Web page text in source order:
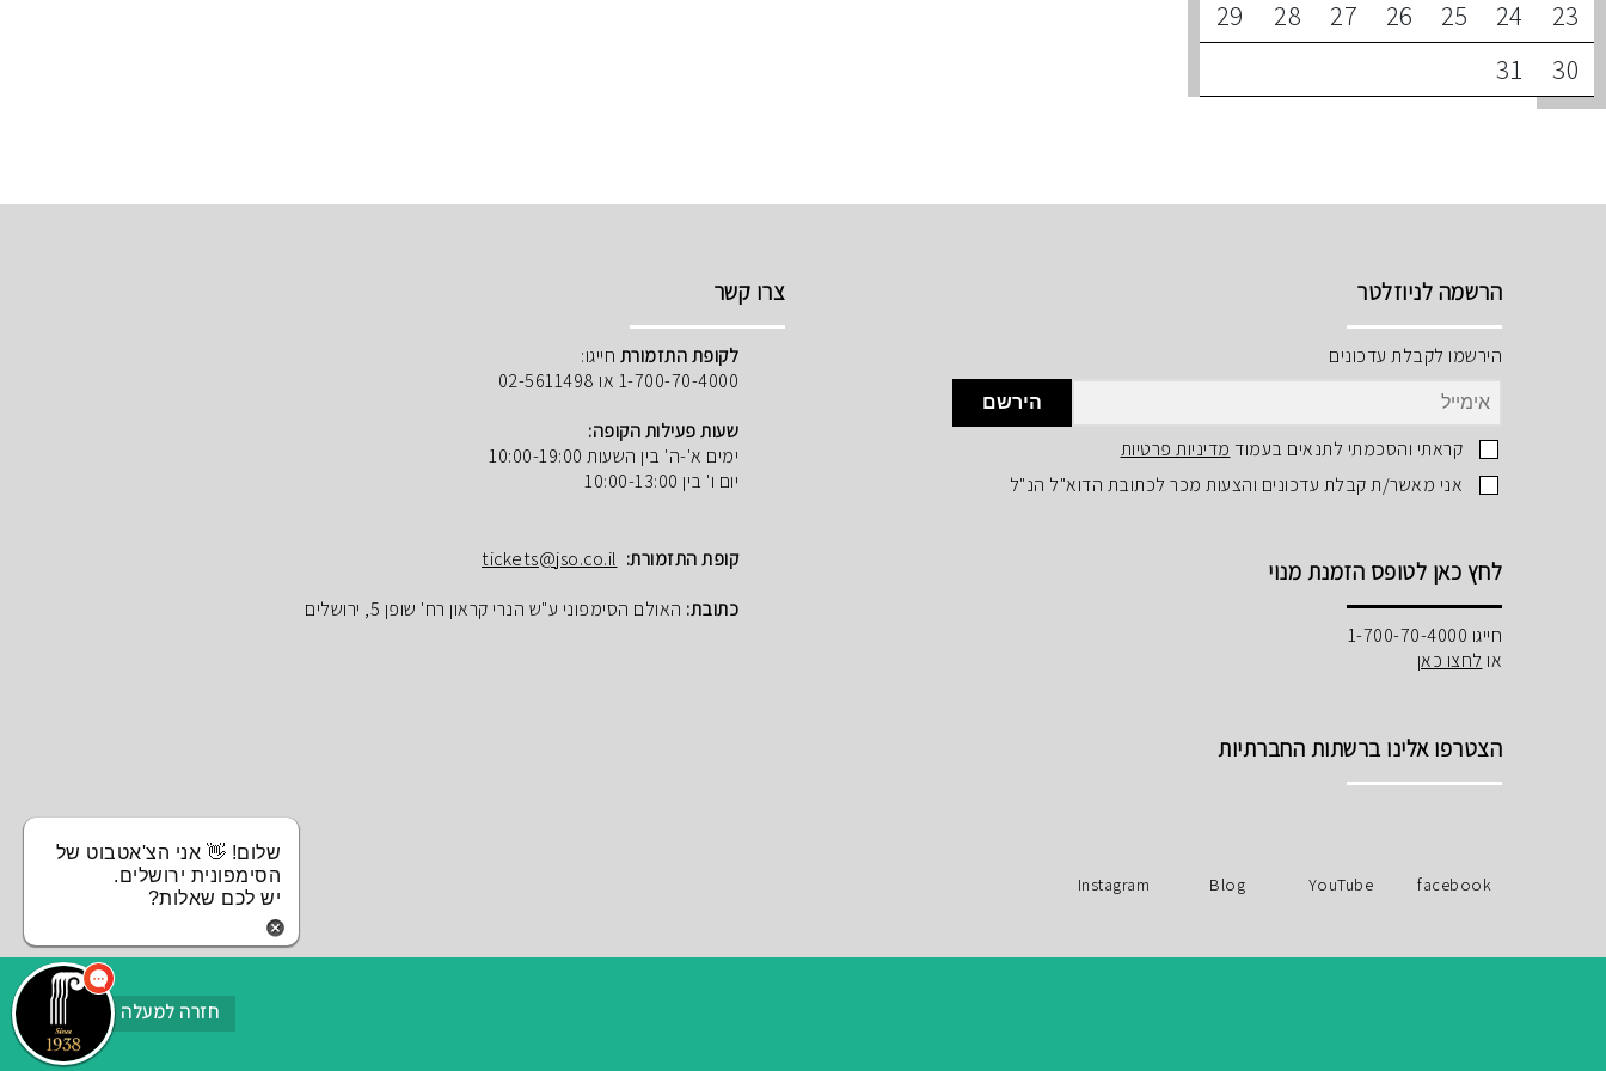
23
24
25
26
27
28
29
30
31
הרשמה לניוזלטר
הירשמו לקבלת עדכונים
הירשם
קראתי והסכמתי לתנאים בעמוד מדיניות פרטיות
אני מאשר/ת קבלת עדכונים והצעות מכר לכתובת הדוא"ל הנ"ל
לחץ כאן לטופס הזמנת מנוי
חייגו 1-700-70-4000
או לחצו כאן
הצטרפו אלינו ברשתות החברתיות
facebook
YouTube
Blog
Instagram
צרו קשר
לקופת התזמורת חייגו:
1-700-70-4000 או 02-5611498
שעות פעילות הקופה:
ימים א'-ה' בין השעות 10:00-19:00
יום ו' בין 10:00-13:00
קופת התזמורת: tickets@jso.co.il
כתובת: האולם הסימפוני ע"ש הנרי קראון רח' שופן 5, ירושלים
חזרה למעלה
שלום! 👋 אני הצ'אטבוט של
הסימפונית ירושלים.
יש לכם שאלות?